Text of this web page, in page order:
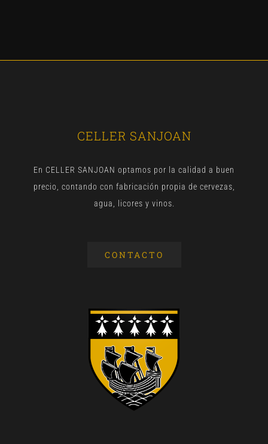
CELLER SANJOAN
En CELLER SANJOAN optamos por la calidad a buen
precio, contando con fabricación propia de cervezas,
agua, licores y vinos.
CONTACTO